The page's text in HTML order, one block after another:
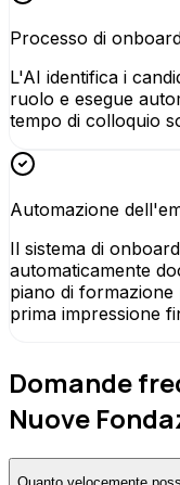
Processo di
L'AI identifica i
ruolo e esegue
tempo di colloquio
Automazione
Il sistema di
automaticamente
piano di
prima impressione
Domande
Nuove
Quanto velocemente